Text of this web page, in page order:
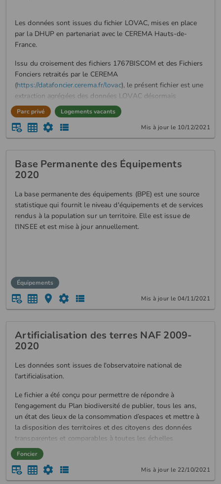
Les données sont issues du fichier LOVAC, mises en place
par la DHUP en partenariat avec le CEREMA Hauts-de-
France.
Issu du croisement des fichiers 1767BISCOM et des Fichiers
Fonciers retraités par le CEREMA
(https://datafoncier.cerema.fr/lovac), le présent fichier est une
extraction agrégées des données LOVAC désormais
disponibles en open data par commune et par EPCI.
Ces données permettent de dénombrer le nombre de
logements du parc privé vacants par commune et par
vacance de courte durée, dite frictionnelle, de la vacance de
lon...
Parc privé
Logements vacants
Mis à jour le 10/12/2021
Base Permanente des Équipements
2020
La base permanente des équipements (BPE) est une source
statistique qui fournit le niveau d'équipements et de services
rendus à la population sur un territoire. Elle est issue de
l'INSEE et est mise à jour annuellement.
Équipements
Mis à jour le 04/11/2021
Artificialisation des terres NAF 2009-
2020
Les données sont issues de l'observatoire national de
l'artificialisation.
Le fichier a été conçu pour permettre de répondre à
l'engagement du Plan biodiversité de publier, tous les ans,
un état des lieux de la consommation d’espaces et mettre à
la disposition des territoires et des citoyens des données
transparentes et comparables à toutes les échelles
territoriales.
Les données ont été créées à partir du traitement des fichiers
fonciers.
Foncier
Mis à jour le 22/10/2021